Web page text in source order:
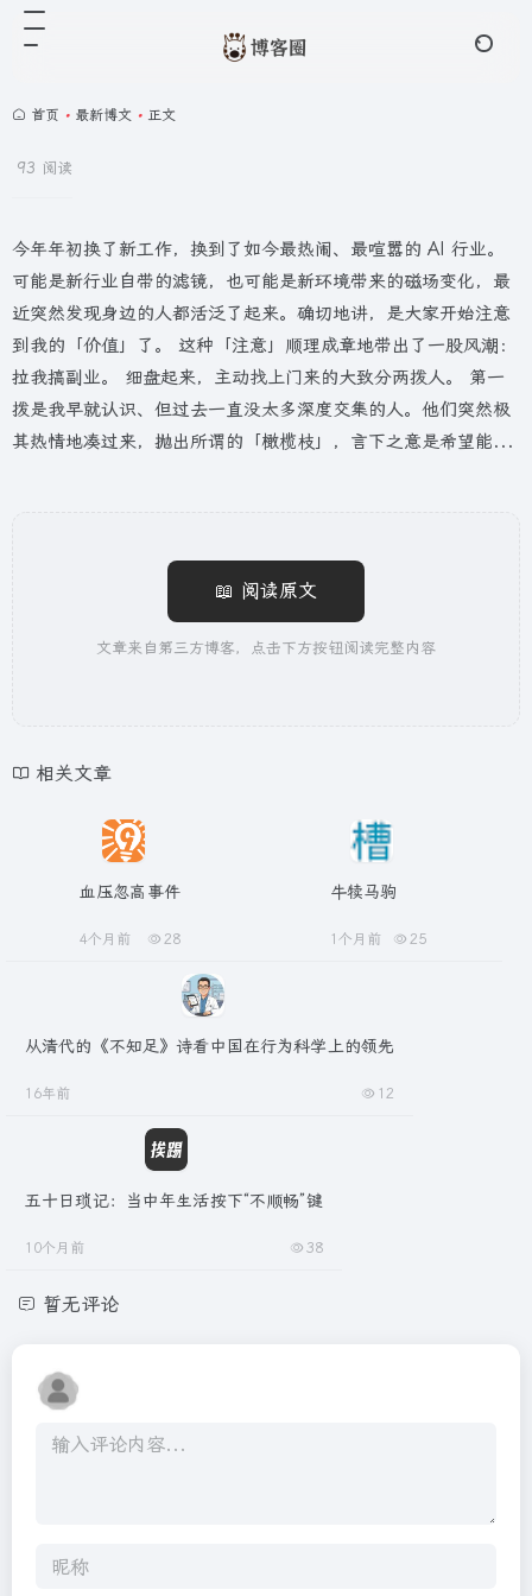
首页 • 最新博文 • 正文
93 阅读
今年年初换了新工作，换到了如今最热闹、最喧嚣的 AI 行业。
可能是新行业自带的滤镜，也可能是新环境带来的磁场变化，最
近突然发现身边的人都活泛了起来。确切地讲，是大家开始注意
到我的「价值」了。 这种「注意」顺理成章地带出了一股风潮：
拉我搞副业。 细盘起来，主动找上门来的大致分两拨人。 第一
拨是我早就认识、但过去一直没太多深度交集的人。他们突然极
其热情地凑过来，抛出所谓的「橄榄枝」，言下之意是希望能...
📖 阅读原文
文章来自第三方博客，点击下方按钮阅读完整内容
相关文章
血压忽高事件
4个月前 28
牛犊马驹
1个月前 25
从清代的《不知足》诗看中国在行为科学上的领先
16年前 12
五十日琐记：当中年生活按下“不顺畅”键
10个月前 38
暂无评论